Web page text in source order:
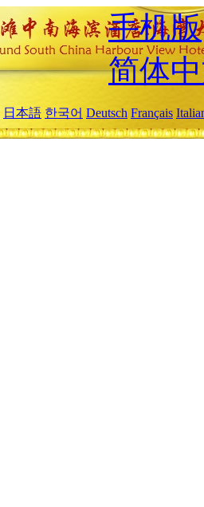
手机版
简体
日本語 한국어 Deutsch Français